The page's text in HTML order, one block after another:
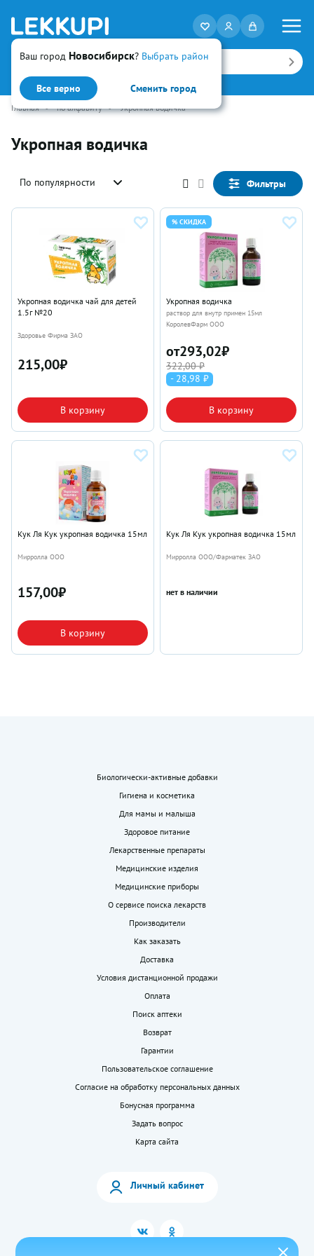
Ваш город Новосибирск? Выбрать район
Все верно Сменить город
Искать
Главная • по алфавиту • Укропная водичка
Укропная водичка
По популярности Фильтры
Укропная водичка чай для детей
1.5г №20
Здоровье Фирма ЗАО
215,00₽
В корзину
% СКИДКА
Укропная водичка
раствор для внутр примен 15мл
КоролевФарм ООО
от293,02₽
322,00 ₽
- 28,98 ₽
В корзину
Кук Ля Кук укропная водичка 15мл
Мирролла ООО
157,00₽
В корзину
Кук Ля Кук укропная водичка 15мл
Мирролла ООО/Фарматек ЗАО
нет в наличии
Биологически-активные добавки
Гигиена и косметика
Для мамы и малыша
Здоровое питание
Лекарственные препараты
Медицинские изделия
Медицинские приборы
О сервисе поиска лекарств
Производители
Как заказать
Доставка
Условия дистанционной продажи
Оплата
Поиск аптеки
Возврат
Гарантии
Пользовательское соглашение
Согласие на обработку персональных данных
Бонусная программа
Задать вопрос
Карта сайта
Личный кабинет